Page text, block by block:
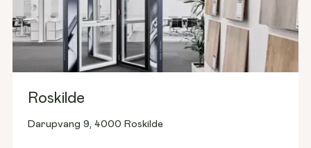
Roskilde
Darupvang 9, 4000 Roskilde